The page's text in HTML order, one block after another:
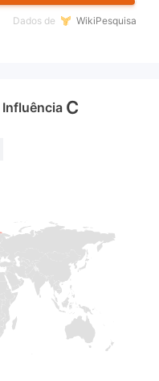
Dados de WikiPesquisa
Influência C